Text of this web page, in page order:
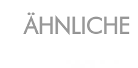
ÄHNLICHE